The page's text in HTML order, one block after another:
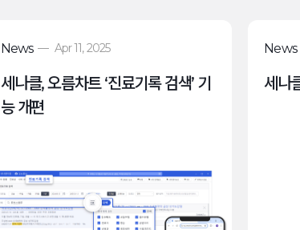
News — Apr 11, 2025
세나클, 오름차트 ‘진료기록 검색’ 기
능 개편
News
세나